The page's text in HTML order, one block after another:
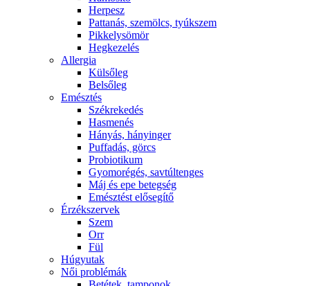
Herpesz
Pattanás, szemölcs, tyúkszem
Pikkelysömör
Hegkezelés
Allergia
Külsőleg
Belsőleg
Emésztés
Székrekedés
Hasmenés
Hányás, hányinger
Puffadás, görcs
Probiotikum
Gyomorégés, savtúltenges
Máj és epe betegség
Emésztést elősegítő
Érzékszervek
Szem
Orr
Fül
Húgyutak
Női problémák